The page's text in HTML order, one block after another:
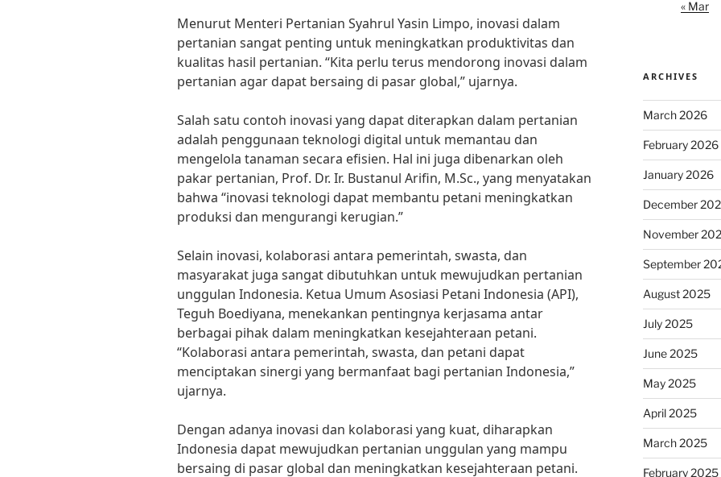
Menurut Menteri Pertanian Syahrul Yasin Limpo, inovasi dalam
pertanian sangat penting untuk meningkatkan produktivitas dan
kualitas hasil pertanian. “Kita perlu terus mendorong inovasi dalam
pertanian agar dapat bersaing di pasar global,” ujarnya.
Salah satu contoh inovasi yang dapat diterapkan dalam pertanian
adalah penggunaan teknologi digital untuk memantau dan
mengelola tanaman secara efisien. Hal ini juga dibenarkan oleh
pakar pertanian, Prof. Dr. Ir. Bustanul Arifin, M.Sc., yang menyatakan
bahwa “inovasi teknologi dapat membantu petani meningkatkan
produksi dan mengurangi kerugian.”
Selain inovasi, kolaborasi antara pemerintah, swasta, dan
masyarakat juga sangat dibutuhkan untuk mewujudkan pertanian
unggulan Indonesia. Ketua Umum Asosiasi Petani Indonesia (API),
Teguh Boediyana, menekankan pentingnya kerjasama antar
berbagai pihak dalam meningkatkan kesejahteraan petani.
“Kolaborasi antara pemerintah, swasta, dan petani dapat
menciptakan sinergi yang bermanfaat bagi pertanian Indonesia,”
ujarnya.
Dengan adanya inovasi dan kolaborasi yang kuat, diharapkan
Indonesia dapat mewujudkan pertanian unggulan yang mampu
bersaing di pasar global dan meningkatkan kesejahteraan petani.
« Mar
ARCHIVES
March 2026
February 2026
January 2026
December
November
September
August 2025
July 2025
June 2025
May 2025
April 2025
March 2025
February 2025